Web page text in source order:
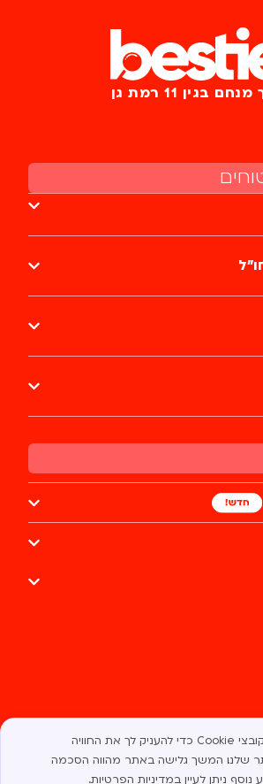
אנו משתמשים בקובצי Cookie כדי להעניק לך את החוויה
שלנו. המשך גלישה באתר מהווה הסכמה
ניתן לעיין במדיניות הפרטיות.
בגין 11 רמת גן
שמורות לבסטי @ 2025